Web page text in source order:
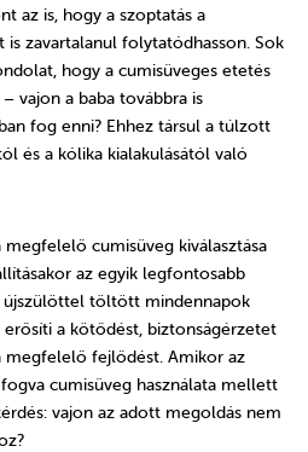
az is, hogy a szoptatás a
zavartalanul folytatódhasson. Sok
hogy a cumisüveges etetés
vajon a baba továbbra is
fog enni? Ehhez társul a túlzott
és a kólika kialakulásától való
cumisüveg kiválasztása
az egyik legfontosabb
újszülöttel töltött mindennapok
a kötődést, biztonságérzetet
megfelelő fejlődést. Amikor az
cumisüveg használata mellett
vajon az adott megoldás nem